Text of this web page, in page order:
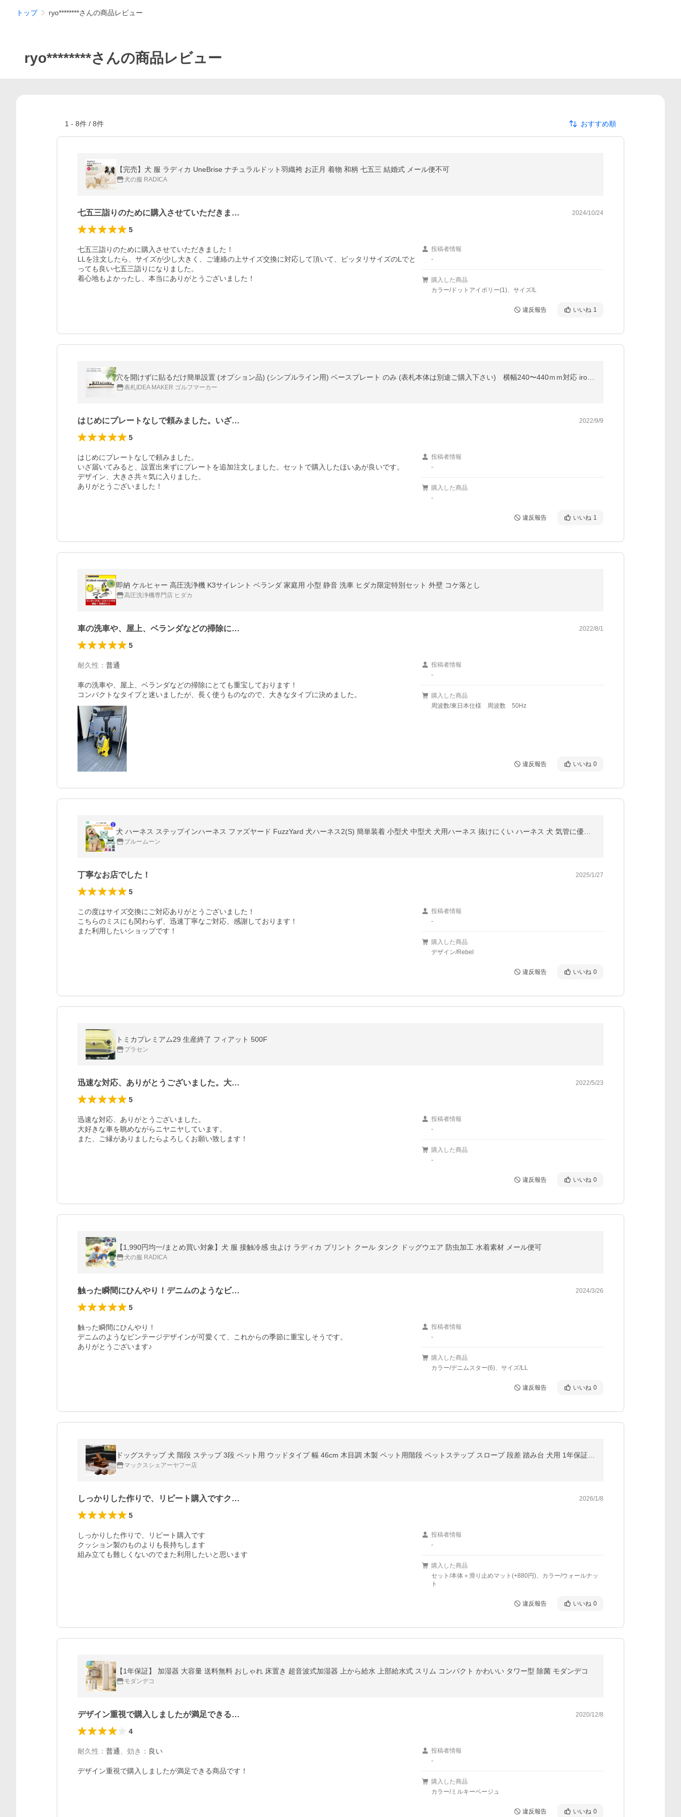
トップ ryo********さんの商品レビュー
ryo********さんの商品レビュー
1 - 8件 / 8件 おすすめ順
【完売】犬 服 ラディカ UneBrise ナチュラルドット羽織袴 お正月 着物 和柄 七五三 結婚式 メール便不可
犬の服 RADICA
七五三詣りのために購入させていただきま… 2024/10/24
5
七五三詣りのために購入させていただきました！
LLを注文したら、サイズが少し大きく、ご連絡の上サイズ交換に対応して頂いて、ピッタリサイズのLでと
っても良い七五三詣りになりました。
着心地もよかったし、本当にありがとうございました！
投稿者情報
-
購入した商品
カラー/ドットアイボリー(1)、サイズ/L
違反報告 いいね 1
表札IDEA MAKER ゴルフマーカー
はじめにプレートなしで頼みました。いざ… 2022/9/9
5
はじめにプレートなしで頼みました。
いざ届いてみると、設置出来ずにプレートを追加注文しました。セットで購入したほいあが良いです。
デザイン、大きさ共々気に入りました。
ありがとうございました！
投稿者情報
-
購入した商品
-
違反報告 いいね 1
即納 ケルヒャー 高圧洗浄機 K3サイレント ベランダ 家庭用 小型 静音 洗車 ヒダカ限定特別セット 外壁 コケ落とし
高圧洗浄機専門店 ヒダカ
車の洗車や、屋上、ベランダなどの掃除に… 2022/8/1
5
耐久性 ： 普通
車の洗車や、屋上、ベランダなどの掃除にとても重宝しております！
コンパクトなタイプと迷いましたが、長く使うものなので、大きなタイプに決めました。
投稿者情報
-
購入した商品
周波数/東日本仕様 周波数 50Hz
違反報告 いいね 0
ブルームーン
丁寧なお店でした！ 2025/1/27
5
この度はサイズ交換にご対応ありがとうございました！
こちらのミスにも関わらず、迅速丁寧なご対応、感謝しております！
また利用したいショップです！
投稿者情報
-
購入した商品
デザイン/Rebel
違反報告 いいね 0
トミカプレミアム29 生産終了 フィアット 500F
プラセン
迅速な対応、ありがとうございました。大… 2022/5/23
5
迅速な対応、ありがとうございました。
大好きな車を眺めながらニヤニヤしています。
また、ご縁がありましたらよろしくお願い致します！
投稿者情報
-
購入した商品
-
違反報告 いいね 0
【1,990円均一/まとめ買い対象】犬 服 接触冷感 虫よけ ラディカ プリント クール タンク ドッグウエア 防虫加工 水着素材 メール便可
犬の服 RADICA
触った瞬間にひんやり！デニムのようなビ… 2024/3/26
5
触った瞬間にひんやり！
デニムのようなビンテージデザインが可愛くて、これからの季節に重宝しそうです。
ありがとうございます♪
投稿者情報
-
購入した商品
カラー/デニムスター(6)、サイズ/LL
違反報告 いいね 0
マックスシェアーヤフー店
しっかりした作りで、リピート購入ですク… 2026/1/8
5
しっかりした作りで、リピート購入です
クッション製のものよりも長持ちします
組み立ても難しくないのでまた利用したいと思います
投稿者情報
-
購入した商品
セット/本体＋滑り止めマット(+880円)、カラー/ウォールナッ
ト
違反報告 いいね 0
【1年保証】 加湿器 大容量 送料無料 おしゃれ 床置き 超音波式加湿器 上から給水 上部給水式 スリム コンパクト かわいい タワー型 除菌 モダンデコ
モダンデコ
デザイン重視で購入しましたが満足できる… 2020/12/8
4
耐久性 ： 普通 効き ： 良い
デザイン重視で購入しましたが満足できる商品です！
投稿者情報
-
購入した商品
カラー/ミルキーベージュ
違反報告 いいね 0